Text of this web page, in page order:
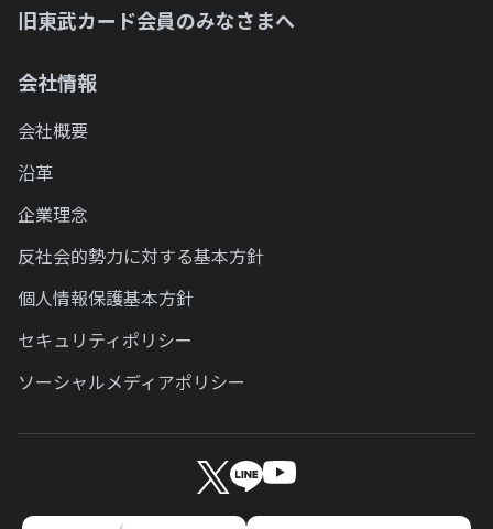
Q.
ですか？
Q.東武カードアプリのバージョン確認方法は
Q.検索しても東武カードアプリが出てきませ
ん。
Q.カード情報を確認したい
Q.
できますか？
Q.
ばよいですか？
Q.ショッピング1回払いからショッピングリ
ボ・分割・スキップ払いへの変更方法を教
えてください。
Q.
Q.東武カードの締め日と支払日を教えてくだ
Q. 東武カードへ登録している情報を照会した
MyJCBにログインできません。
旧東武カード会員のみなさまへ
会社情報
会社概要
沿革
企業理念
反社会的勢力に対する基本方針
個人情報保護基本方針
セキュリティポリシー
ソーシャルメディアポリシー